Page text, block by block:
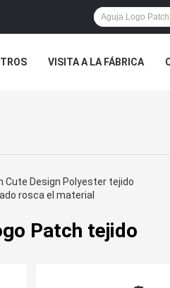
VISITA A LA FÁBRICA
Cute Design Polyester tejido
rosca el material
Patch tejido